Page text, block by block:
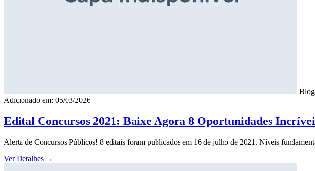
Blog
Adicionado em: 05/03/2026
Edital Concursos 2021: Baixe Agora 8 Oportunidades
Alerta de Concursos Públicos! 8 editais foram publicados em 16 de julho de 2021. Níveis
Ver Detalhes →